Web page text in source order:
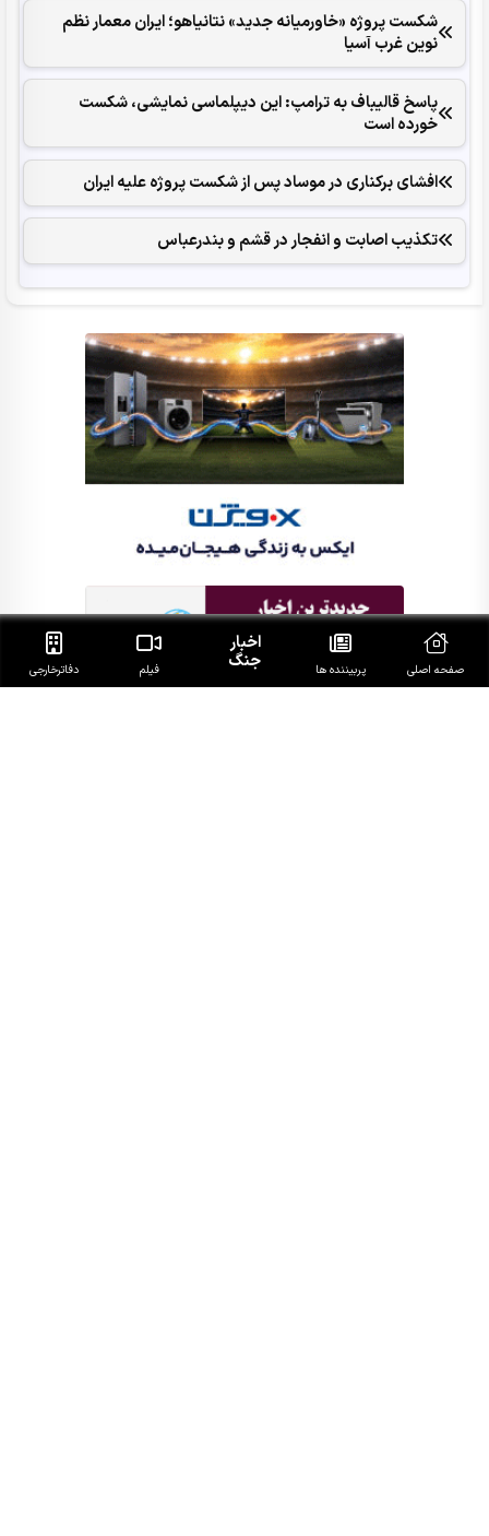
شکست پروژه «خاورمیانه جدید» نتانیاهو؛ ایران معمار نظم
نوین غرب آسیا
پاسخ قالیباف به ترامپ: این دیپلماسی نمایشی، شکست
خورده است
افشای برکناری در موساد پس از شکست پروژه علیه ایران
تکذیب اصابت و انفجار در قشم و بندرعباس
صفحه اصلی پربیننده ها
اخبار
جنگ فیلم دفاتر‌خارجی